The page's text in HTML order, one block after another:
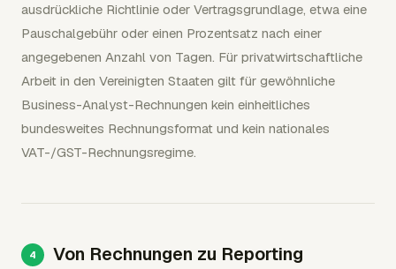
ausdrückliche Richtlinie oder Vertragsgrundlage, etwa eine
Pauschalgebühr oder einen Prozentsatz nach einer
angegebenen Anzahl von Tagen. Für privatwirtschaftliche
Arbeit in den Vereinigten Staaten gilt für gewöhnliche
Business-Analyst-Rechnungen kein einheitliches
bundesweites Rechnungsformat und kein nationales
VAT-/GST-Rechnungsregime.
Von Rechnungen zu Reporting